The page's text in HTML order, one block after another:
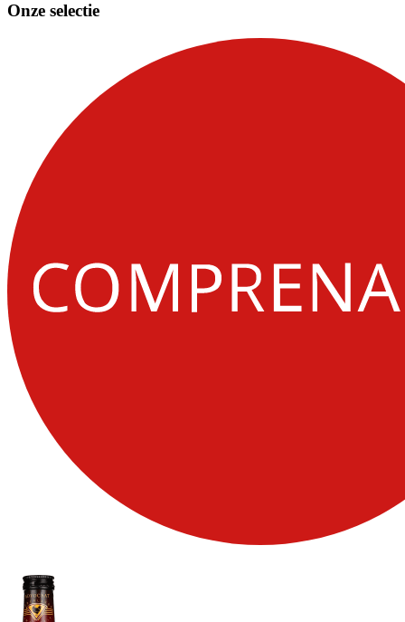
Onze selectie